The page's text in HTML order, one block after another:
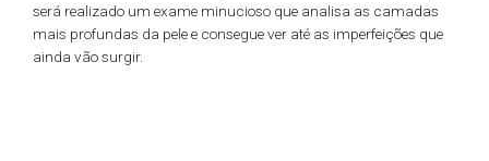
será realizado um exame minucioso que analisa as camadas
mais profundas da pele e consegue ver até as imperfeições que
ainda vão surgir.